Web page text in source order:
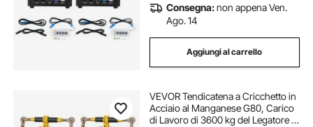
Consegna:non appena Ven.
Ago. 14
Aggiungi al carrello
VEVOR Tendicatena a Cricchetto in
Acciaio al Manganese G80, Carico
di Lavoro di 3600 kg del Legatore a